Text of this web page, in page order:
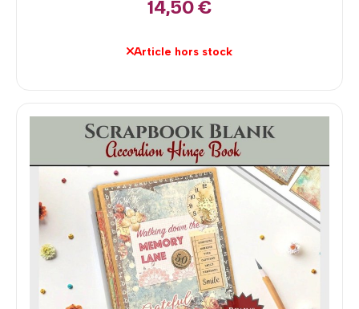
14,50€
Article hors stock